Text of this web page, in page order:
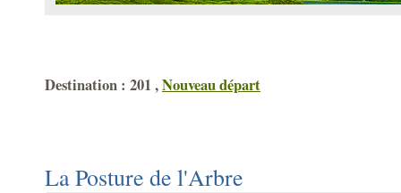
Destination : 201 ,Nouveau départ
La Posture de l'Arbre